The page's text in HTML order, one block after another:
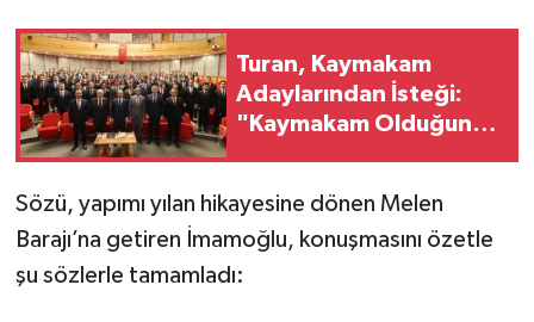
Turan, Kaymakam
Adaylarından İsteği:
"Kaymakam Olduğunuz
Sözü, yapımı yılan hikayesine dönen Melen
Barajı’na getiren İmamoğlu, konuşmasını özetle
şu sözlerle tamamladı: